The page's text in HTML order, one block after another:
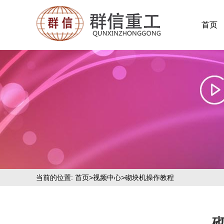
首页
当前的位置: 首页>视频中心>砌块机操作教程